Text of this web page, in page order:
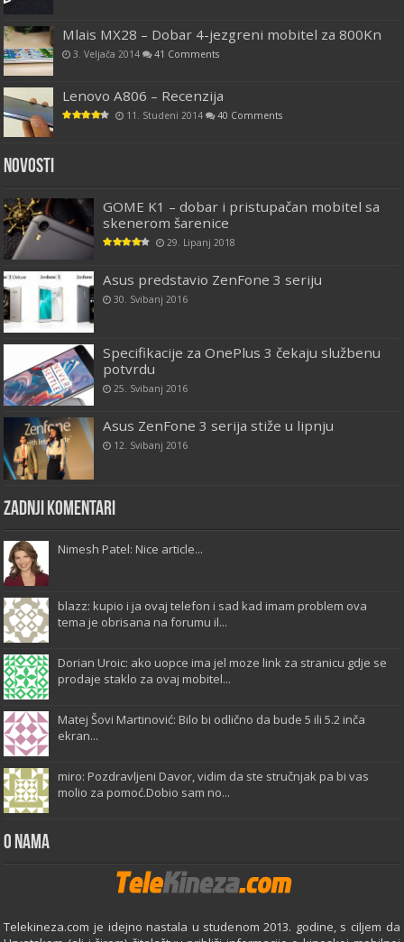
Mlais MX28 – Dobar 4-jezgreni mobitel za 800Kn
3. Veljača 2014 41 Comments
Lenovo A806 – Recenzija
11. Studeni 2014 40 Comments
Novosti
GOME K1 – dobar i pristupačan mobitel sa
skenerom šarenice
29. Lipanj 2018
Asus predstavio ZenFone 3 seriju
30. Svibanj 2016
Specifikacije za OnePlus 3 čekaju službenu
potvrdu
25. Svibanj 2016
Asus ZenFone 3 serija stiže u lipnju
12. Svibanj 2016
Zadnji komentari
Nimesh Patel: Nice article...
blazz: kupio i ja ovaj telefon i sad kad imam problem ova
tema je obrisana na forumu il...
Dorian Uroic: ako uopce ima jel moze link za stranicu gdje se
prodaje staklo za ovaj mobitel...
Matej Šovi Martinović: Bilo bi odlično da bude 5 ili 5.2 inča
ekran...
miro: Pozdravljeni Davor, vidim da ste stručnjak pa bi vas
molio za pomoć.Dobio sam no...
O Nama
Telekineza.com je idejno nastala u studenom 2013. godine, s ciljem da